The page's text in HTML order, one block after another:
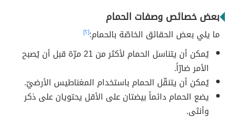
بعض خصائص وصفات الحمام
ما يلي بعض الحقائق الخاصّة بالحمام:[٢]
يُمكن أن يتناسل الحمام لأكثر من 21 مرّة قبل أن يُصبح
الأمر ضارّاً.
يُمكن أن يتنقّل الحمام باستخدام المغناطيس الأرضيّ.
يضع الحمام دائماً بيضتان على الأقل يحتويان على ذكر
وأنثى.